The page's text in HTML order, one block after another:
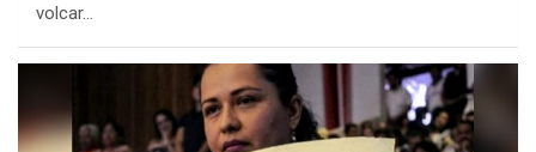
volcar…